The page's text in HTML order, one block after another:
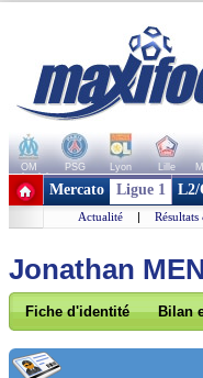
OM PSG Lyon Lille
+ de clubs
Mercato Ligue 1 L2/
Actualité | Résultats
Jonathan
Fiche d'identité Bilan